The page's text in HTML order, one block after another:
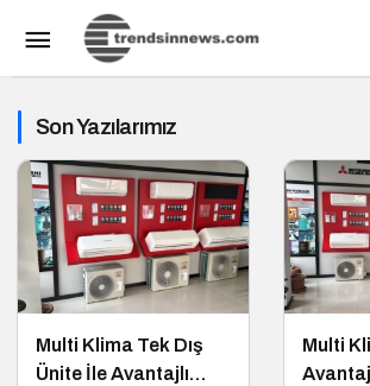
Son Yazılarımız
Multi Klima Tek Dış
Ünite İle Avantajlı
Multi